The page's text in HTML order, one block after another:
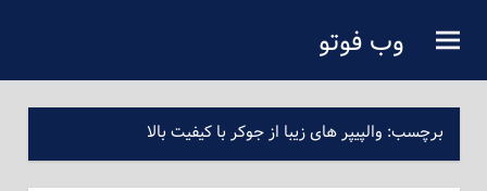
محتوای
اصلی
وب فوتو
برچسب: والپیپر های زیبا از جوکر با کیفیت بالا